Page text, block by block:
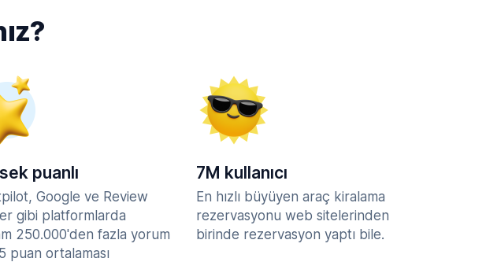
puanlı
Google ve Review
gibi platformlarda
250.000'den fazla yorum
puan ortalaması
7M kullanıcı
En hızlı büyüyen araç kiralama
rezervasyonu web sitelerinden
birinde rezervasyon yaptı bile.